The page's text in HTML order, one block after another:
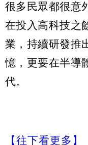
很多民眾都很意
在投入高科技之
業，持續研發推
憶，更要在半導
代。
【往下看更多】